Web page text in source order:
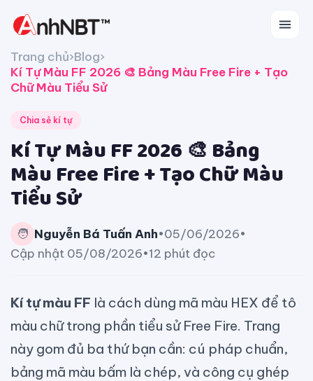
Trang chủ›Blog›
Kí Tự Màu FF 2026 🎨 Bảng Màu Free Fire + Tạo
Chữ Màu Tiểu Sử
Chia sẻ kí tự
Kí Tự Màu FF 2026 🎨 Bảng
Màu Free Fire + Tạo Chữ Màu
Tiểu Sử
🧑 Nguyễn Bá Tuấn Anh•05/06/2026•
Cập nhật 05/08/2026•12 phút đọc
Kí tự màu FF là cách dùng mã màu HEX để tô
màu chữ trong phần tiểu sử Free Fire. Trang
này gom đủ ba thứ bạn cần: cú pháp chuẩn,
bảng mã màu bấm là chép, và công cụ ghép